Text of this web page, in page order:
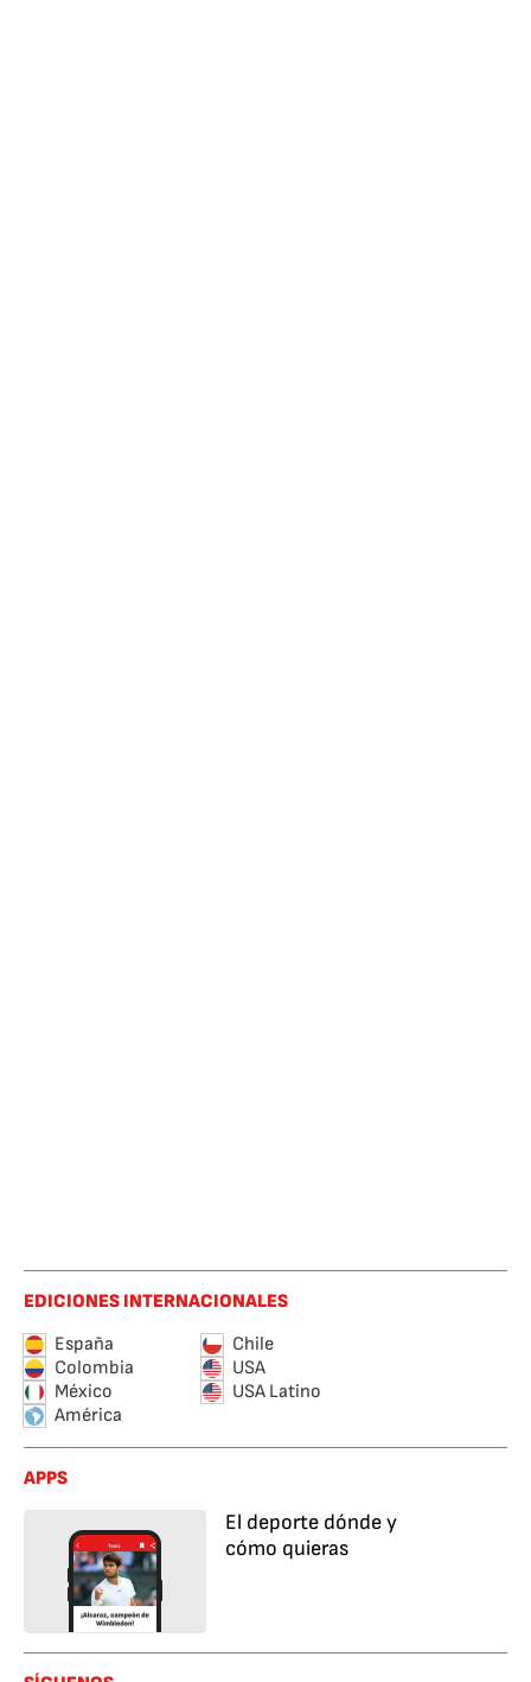
EDICIONES INTERNACIONALES
España
Chile
Colombia
USA
México
USA Latino
América
APPS
El deporte dónde y
cómo quieras